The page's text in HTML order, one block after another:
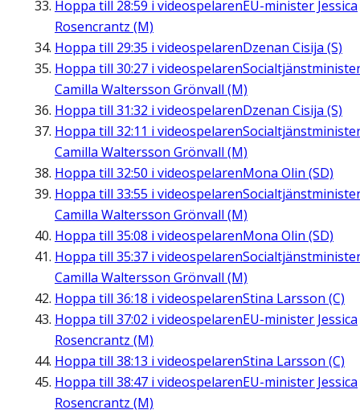
Hoppa till 28:59 i videospelarenEU-minister Jessica
Rosencrantz (M)
Hoppa till 29:35 i videospelarenDzenan Cisija (S)
Hoppa till 30:27 i videospelaren
Camilla Waltersson Grönvall (M)
Hoppa till 31:32 i videospelarenDzenan Cisija (S)
Hoppa till 32:11 i videospelaren
Camilla Waltersson Grönvall (M)
Hoppa till 32:50 i videospelarenMona Olin (SD)
Hoppa till 33:55 i videospelaren
Camilla Waltersson Grönvall (M)
Hoppa till 35:08 i videospelarenMona Olin (SD)
Hoppa till 35:37 i videospelaren
Camilla Waltersson Grönvall (M)
Hoppa till 36:18 i videospelarenStina Larsson (C)
Hoppa till 37:02 i videospelarenEU-minister Jessica
Rosencrantz (M)
Hoppa till 38:13 i videospelarenStina Larsson (C)
Hoppa till 38:47 i videospelarenEU-minister Jessica
Rosencrantz (M)